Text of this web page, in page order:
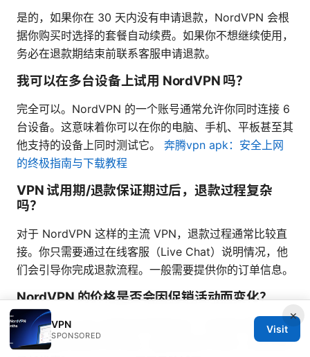
是的，如果你在 30 天内没有申请退款，NordVPN 会根
据你购买时选择的套餐自动续费。如果你不想继续使用，
务必在退款期结束前联系客服申请退款。
我可以在多台设备上试用 NordVPN 吗？
完全可以。NordVPN 的一个账号通常允许你同时连接 6
台设备。这意味着你可以在你的电脑、手机、平板甚至其
他支持的设备上同时测试它。 奔腾vpn apk：安全上网
的终极指南与下载教程
VPN 试用期/退款保证期过后，退款过程复杂
吗？
对于 NordVPN 这样的主流 VPN，退款过程通常比较直
接。你只需要通过在线客服（Live Chat）说明情况，他
们会引导你完成退款流程。一般需要提供你的订单信息。
NordVPN 的价格是否会因促销活动而变化？
是的，NordVPN 经常会有促销活动，尤其是在重要的节
日或者黑色星期五等时期。通过我提供的链接
【2025年
×
VPN
SPONSORED
Visit